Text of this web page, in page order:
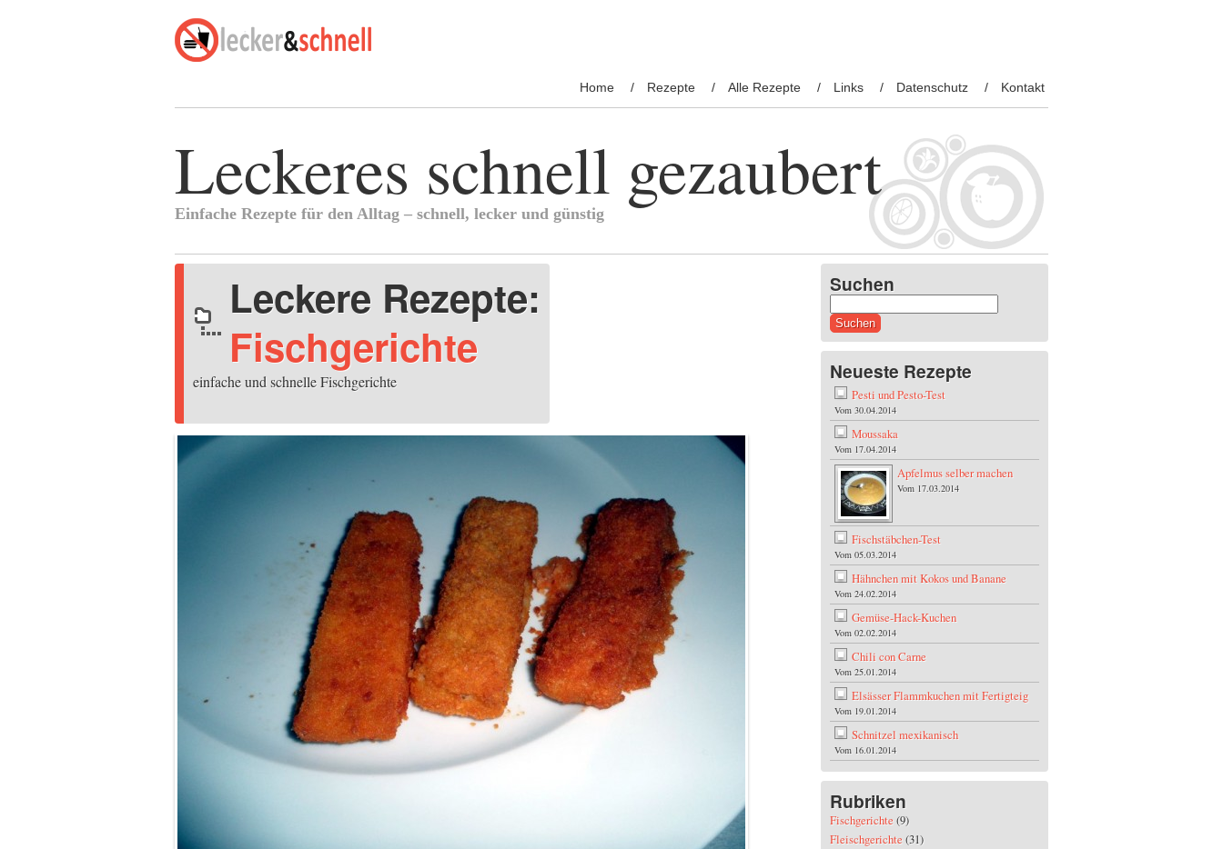
Home Rezepte Alle Rezepte Links Datenschutz Kontakt
Leckeres schnell gezaubert
Einfache Rezepte für den Alltag – schnell, lecker und günstig
Leckere Rezepte:
Fischgerichte
einfache und schnelle Fischgerichte
Suchen
nach:
Neueste Rezepte
Pesti und Pesto-Test
Vom 30.04.2014
Moussaka
Vom 17.04.2014
Apfelmus selber machen
Vom 17.03.2014
Fischstäbchen-Test
Vom 05.03.2014
Hähnchen mit Kokos und Banane
Vom 24.02.2014
Gemüse-Hack-Kuchen
Vom 02.02.2014
Chili con Carne
Vom 25.01.2014
Elsässer Flammkuchen mit Fertigteig
Vom 19.01.2014
Schnitzel mexikanisch
Vom 16.01.2014
Rubriken
Fischgerichte(9)
Fleischgerichte(31)